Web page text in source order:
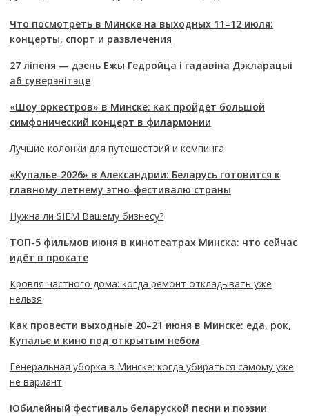
Что посмотреть в Минске на выходных 11–12 июля:
концерты, спорт и развлечения
27 ліпеня — дзень Ежы Гедройца і гадавіна Дэкларацыі
аб суверэнітэце
«Шоу оркестров» в Минске: как пройдёт большой
симфонический концерт в филармонии
Лучшие колонки для путешествий и кемпинга
«Купалье-2026» в Александрии: Беларусь готовится к
главному летнему этно-фестивалю страны
Нужна ли SIEM Вашему бизнесу?
ТОП-5 фильмов июня в кинотеатрах Минска: что сейчас
идёт в прокате
Кровля частного дома: когда ремонт откладывать уже
нельзя
Как провести выходные 20–21 июня в Минске: еда, рок,
Купалье и кино под открытым небом
Генеральная уборка в Минске: когда убираться самому уже
не вариант
Юбилейный фестиваль беларуской песни и поэзии